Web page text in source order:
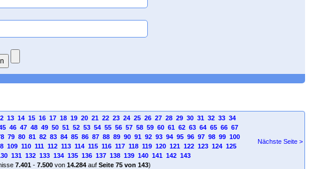
13 14 15 16 17 18 19 20 21 22 23 24 25 26 27 28 29 30 31 32 33 34
46 47 48 49 50 51 52 53 54 55 56 57 58 59 60 61 62 63 64 65 66 67
79 80 81 82 83 84 85 86 87 88 89 90 91 92 93 94 95 96 97 98 99 100
109 110 111 112 113 114 115 116 117 118 119 120 121 122 123 124 125
131 132 133 134 135 136 137 138 139 140 141 142 143
7.401- 7.500von 14.284auf Seite 75 von 143)
Nächste Seite >